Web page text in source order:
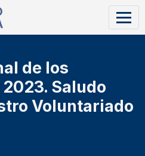
de los
Saludo
Voluntariado